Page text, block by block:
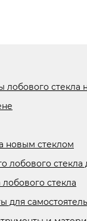
лобового стекла
новым стеклом
лобового
стекла
для